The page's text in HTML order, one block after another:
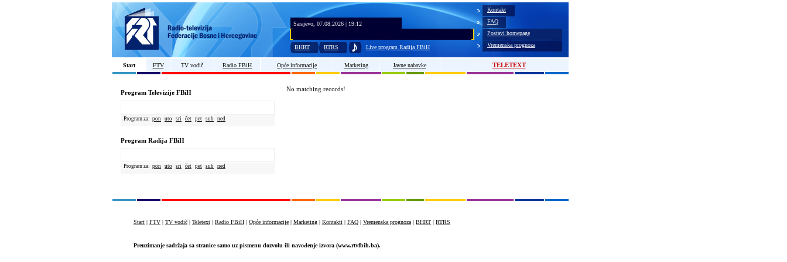
Sarajevo, 07.08.2026 | 19:12
BHRT RTRS Live program Radija FBiH
Kontakt
FAQ
Postavi homepage
Vremenska prognoza
Start FTV TV vodič Radio FBiH Opće informacije Marketing Javne nabavke TELETEXT
Program Televizije FBiH
Program za: pon uto sri čet pet sub ned
Program Radija FBiH
Program za: pon uto sri čet pet sub ned
No matching records!
Start | FTV | TV vodič | Teletext | Radio FBiH | Opće informacije | Marketing | Kontakti | FAQ | Vremenska prognoza | BHRT | RTRS
Preuzimanje sadržaja sa stranice samo uz pismenu dozvolu ili navođenje izvora (www.rtvfbih.ba).